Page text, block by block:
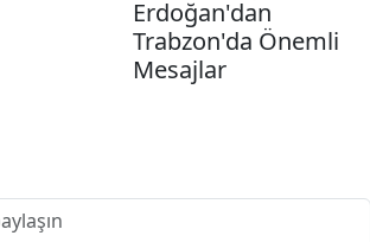
Erdoğan'dan
Trabzon'da Önemli
Mesajlar